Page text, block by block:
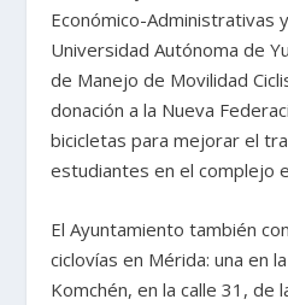
Económico-Administrativas
Universidad Autónoma de
de Manejo de Movilidad
donación a la Nueva
bicicletas para mejorar el
estudiantes en el complejo
El Ayuntamiento también
ciclovías en Mérida: una en
Komchén, en la calle 31, de